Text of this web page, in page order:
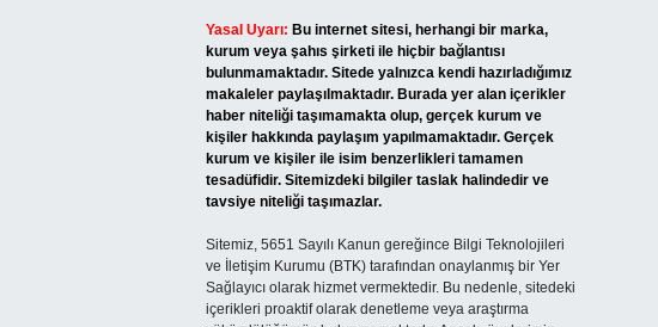
Yasal Uyarı: Bu internet sitesi, herhangi bir marka,
kurum veya şahıs şirketi ile hiçbir bağlantısı
bulunmamaktadır. Sitede yalnızca kendi hazırladığımız
makaleler paylaşılmaktadır. Burada yer alan içerikler
haber niteliği taşımamakta olup, gerçek kurum ve
kişiler hakkında paylaşım yapılmamaktadır. Gerçek
kurum ve kişiler ile isim benzerlikleri tamamen
tesadüfidir. Sitemizdeki bilgiler taslak halindedir ve
tavsiye niteliği taşımazlar.
Sitemiz, 5651 Sayılı Kanun gereğince Bilgi Teknolojileri
ve İletişim Kurumu (BTK) tarafından onaylanmış bir Yer
Sağlayıcı olarak hizmet vermektedir. Bu nedenle, sitedeki
içerikleri proaktif olarak denetleme veya araştırma